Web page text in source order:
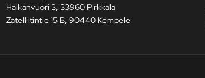
Haikanvuori 3, 33960 Pirkkala
Zatelliitintie 15 B, 90440 Kempele